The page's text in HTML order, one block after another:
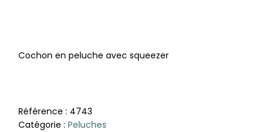
Cochon en peluche avec squeezer
Référence : 4743
Catégorie : Peluches